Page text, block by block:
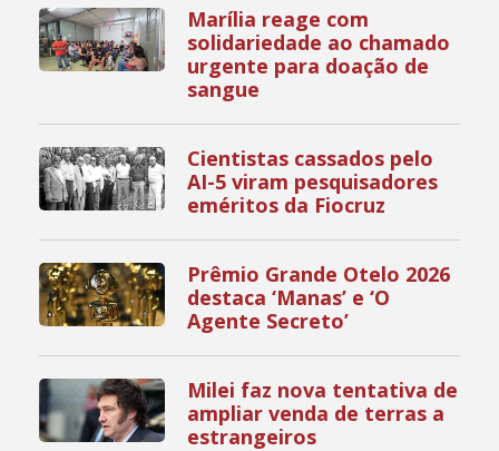
Marília reage com
solidariedade ao chamado
urgente para doação de
sangue
Cientistas cassados pelo
AI-5 viram pesquisadores
eméritos da Fiocruz
Prêmio Grande Otelo 2026
destaca ‘Manas’ e ‘O
Agente Secreto’
Milei faz nova tentativa de
ampliar venda de terras a
estrangeiros